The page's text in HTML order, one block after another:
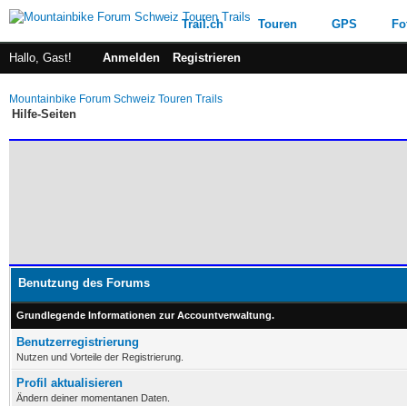
Trail.ch Touren GPS
Hallo, Gast! Anmelden Registrieren
Mountainbike Forum Schweiz Touren Trails
Hilfe-Seiten
Benutzung des Forums
Grundlegende Informationen zur Accountverwaltung.
Benutzerregistrierung
Nutzen und Vorteile der Registrierung.
Profil aktualisieren
Ändern deiner momentanen Daten.